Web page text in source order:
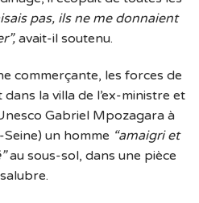
pas, ils ne me donnaient
avait-il soutenu.
commerçante, les forces de
la villa de l’ex-ministre et
Gabriel Mpozagara à
un homme “amaigri et
au sous-sol, dans une pièce